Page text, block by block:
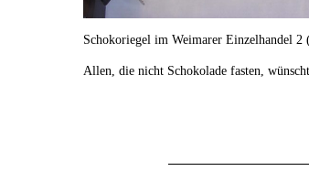
Schokoriegel im Weimarer Einzelhandel 2
Allen, die nicht Schokolade fasten,